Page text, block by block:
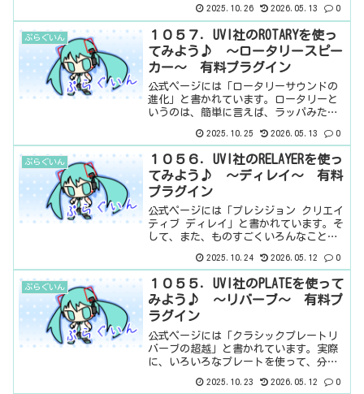
情報ダウンロードはこちら。インストー
ル方法UVI PORTALというソフトからイン
ストール見...
2025.10.26 2026.05.13 0
ぷらぐいん
１０５７．UVI社のROTARYを使っ
てみよう♪ ～ロータリースピー
カー～ 有料プラグイン
公式ページには「ロータリーサウンドの
進化」と書かれています。ロータリーと
いうのは、簡単に言えば、ラッパみたい
じのやつです。原始的な感じで、エフェ
クトっぽく聞こえるようになるわけです
ね。シンプルな感じだけ...
2025.10.25 2026.05.13 0
ぷらぐいん
１０５６．UVI社のRELAYERを使っ
てみよう♪ ～ディレイ～ 有料
プラグイン
公式ページには「プレシジョン クリエイ
ティブ ディレイ」と書かれています。そ
して、また、ものすごくいろんなことが
と思っている。さすがのUVIさんです。基
本情報ダウンロードはこちら。インスト
ール方法UVI ...
2025.10.24 2026.05.12 0
ぷらぐいん
１０５５．UVI社のPLATEを使って
みよう♪ ～リバーブ～ 有料プ
ラグイン
公式ページには「クラシックプレートリ
バーブの超越」と書かれています。実際
に、いろいろなプレートを使って、分析
す。だから、特定のプレートリバーブの
2025.10.23 2026.05.12 0